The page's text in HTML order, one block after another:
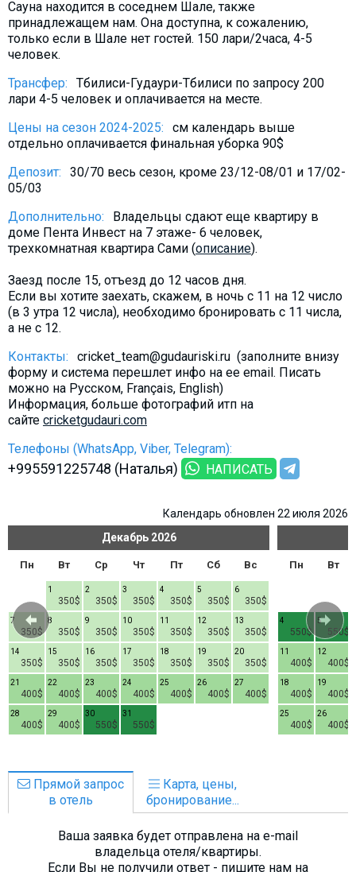
Сауна находится в соседнем Шале, также
принадлежащем нам. Она доступна, к сожалению,
только если в Шале нет гостей. 150 лари/2часа, 4-5
человек.
Трансфер:
Тбилиси-Гудаури-Тбилиси по запросу 200
лари 4-5 человек и оплачивается на месте.
Цены на сезон 2024-2025:
см календарь выше
отдельно оплачивается финальная уборка 90$
Депозит:
30/70 весь сезон, кроме 23/12-08/01 и 17/02-
05/03
Дополнительно:
Владельцы сдают еще квартиру в
доме Пента Инвест на 7 этаже- 6 человек,
трехкомнатная квартира Сами (описание).
Заезд после 15, отъезд до 12 часов дня.
Если вы хотите заехать, скажем, в ночь с 11 на 12 число
(в 3 утра 12 числа), необходимо бронировать с 11 числа,
а не с 12.
Контакты:
cricket_team@gudauriski.ru (заполните внизу
форму и система перешлет инфо на ее email. Писать
можно на Русском, Français, English)
Информация, больше фотографий итп на
сайте cricketgudauri.com
Телефоны (WhatsApp, Viber, Telegram):
+995591225748 (Наталья) НАПИСАТЬ
Календарь обновлен 22 июля 2026
Декабрь 2026
Пн Вт Ср Чт Пт Сб Вс
350$
1
350$
2
350$
3
350$
4
350$
5
350$
6
350$
7
350$
8
350$
9
350$
10
350$
11
350$
12
350$
13
350$
14
350$
15
350$
16
350$
17
350$
18
350$
19
350$
20
400$
21
400$
22
400$
23
400$
24
400$
25
400$
26
400$
27
400$
28
400$
29
550$
30
550$
31
Пн Вт
550$
4
550$
5
400$
11
400$
12
400$
18
400$
19
400$
25
400$
26
Прямой запрос
в отель
Карта, цены,
бронирование...
Ваша заявка будет отправлена на e-mail
владельца отеля/квартиры.
Если Вы не получили ответ - пишите нам на